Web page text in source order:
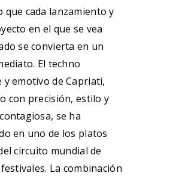
que cada lanzamiento y
en el que se vea
se convierta en un
El techno
y emotivo de Capriati,
con precisión, estilo y
se ha
en uno de los platos
circuito mundial de
La combinación